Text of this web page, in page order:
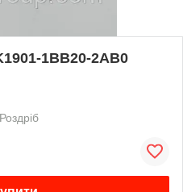
1BB20-2AB0
Роздріб